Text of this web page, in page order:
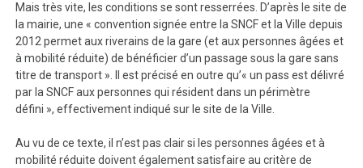
Mais très vite, les conditions se sont resserrées. D’après le site de
la mairie, une « convention signée entre la SNCF et la Ville depuis
2012 permet aux riverains de la gare (et aux personnes âgées et
à mobilité réduite) de bénéficier d’un passage sous la gare sans
titre de transport ». Il est précisé en outre qu’« un pass est délivré
par la SNCF aux personnes qui résident dans un périmètre
défini », effectivement indiqué sur le site de la Ville.
Au vu de ce texte, il n’est pas clair si les personnes âgées et à
mobilité réduite doivent également satisfaire au critère de